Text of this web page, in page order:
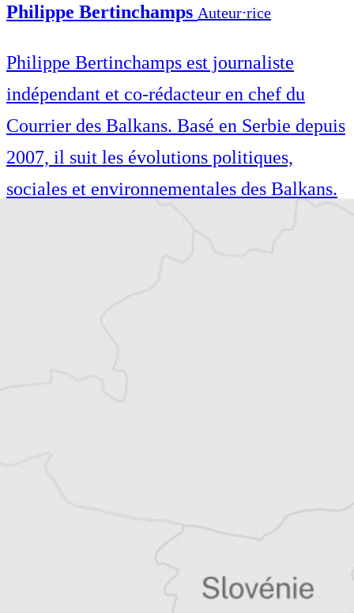
Philippe Bertinchamps Auteur⋅rice
Philippe Bertinchamps est journaliste
indépendant et co-rédacteur en chef du
Courrier des Balkans. Basé en Serbie depuis
2007, il suit les évolutions politiques,
sociales et environnementales des Balkans.